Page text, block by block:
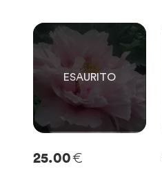
0
SOLO
RIMASTE
25.00€